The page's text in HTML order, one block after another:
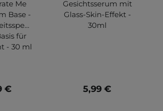
Me
Base -
für
- 30 ml
€
Gesichtsserum mit
Glass-Skin-Effekt -
30ml
5,99 €